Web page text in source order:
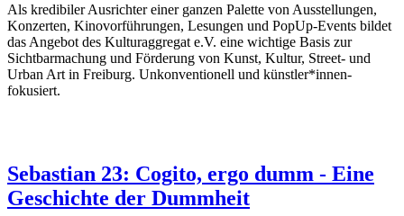
Als kredibiler Ausrichter einer ganzen Palette von Ausstellungen,
Konzerten, Kinovorführungen, Lesungen und PopUp-Events bildet
das Angebot des Kulturaggregat e.V. eine wichtige Basis zur
Sichtbarmachung und Förderung von Kunst, Kultur, Street- und
Urban Art in Freiburg. Unkonventionell und künstler*innen-
fokusiert.
Sebastian 23: Cogito, ergo dumm - Eine
Geschichte der Dummheit